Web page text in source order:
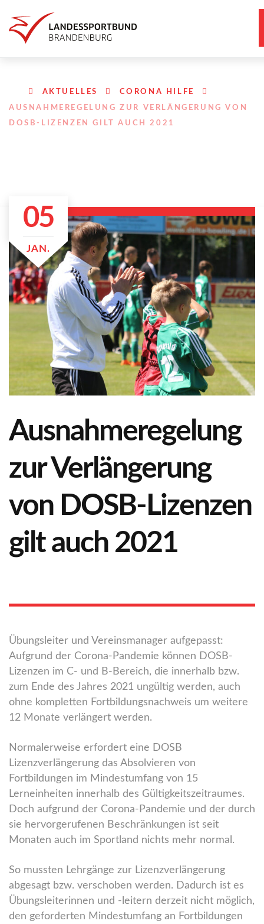
AKTUELLES CORONA HILFE
AUSNAHMEREGELUNG ZUR VERLÄNGERUNG VON
DOSB-LIZENZEN GILT AUCH 2021
05
JAN.
Ausnahmeregelung
zur Verlängerung
von DOSB-Lizenzen
gilt auch 2021
Übungsleiter und Vereinsmanager aufgepasst:
Aufgrund der Corona-Pandemie können DOSB-
Lizenzen im C- und B-Bereich, die innerhalb bzw.
zum Ende des Jahres 2021 ungültig werden, auch
ohne kompletten Fortbildungsnachweis um weitere
12 Monate verlängert werden.
Normalerweise erfordert eine DOSB
Lizenzverlängerung das Absolvieren von
Fortbildungen im Mindestumfang von 15
Lerneinheiten innerhalb des Gültigkeitszeitraumes.
Doch aufgrund der Corona-Pandemie und der durch
sie hervorgerufenen Beschränkungen ist seit
Monaten auch im Sportland nichts mehr normal.
So mussten Lehrgänge zur Lizenzverlängerung
abgesagt bzw. verschoben werden. Dadurch ist es
Übungsleiterinnen und -leitern derzeit nicht möglich,
den geforderten Mindestumfang an Fortbildungen